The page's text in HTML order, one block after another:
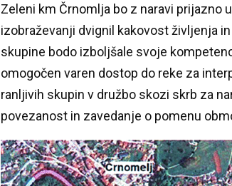
Zeleni km Črnomlja bo z naravi prijazno
izobraževanji dvignil kakovost življenja
skupine bodo izboljšale svoje
omogočen varen dostop do reke za
ranljivih skupin v družbo skozi skrb za
povezanost in zavedanje o pomenu